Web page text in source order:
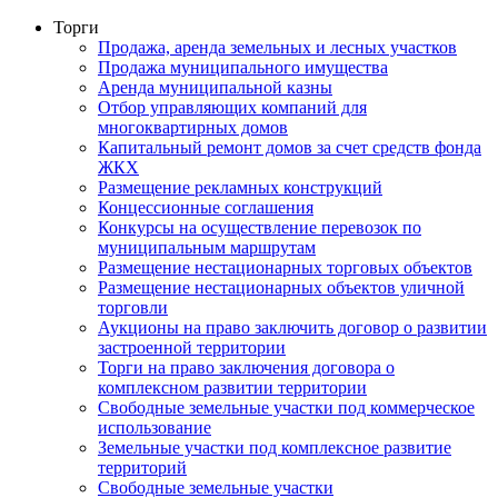
Торги
Продажа, аренда земельных и лесных участков
Продажа муниципального имущества
Аренда муниципальной казны
Отбор управляющих компаний для
многоквартирных домов
Капитальный ремонт домов за счет средств фонда
ЖКХ
Размещение рекламных конструкций
Концессионные соглашения
Конкурсы на осуществление перевозок по
муниципальным маршрутам
Размещение нестационарных торговых объектов
Размещение нестационарных объектов уличной
торговли
Аукционы на право заключить договор о развитии
застроенной территории
Торги на право заключения договора о
комплексном развитии территории
Свободные земельные участки под коммерческое
использование
Земельные участки под комплексное развитие
территорий
Свободные земельные участки